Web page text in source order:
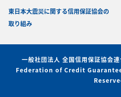
東日本大震災に関する信用保証協会の
取り組み
一般社団法人 全国信用保証協
Federation of Credit